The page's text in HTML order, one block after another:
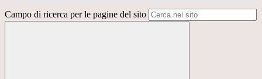
Campo di ricerca per le pagine del sito